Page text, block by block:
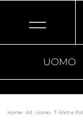
UOMO
Home · All · Uomo · T-Shirt e